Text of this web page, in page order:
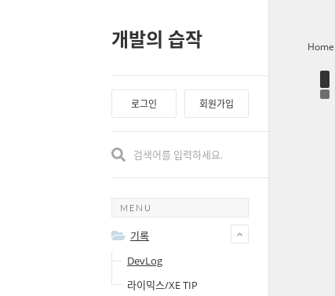
개발의 습작
로그인 회원가입
MENU
기록
DevLog
라이믹스/XE TIP
Home